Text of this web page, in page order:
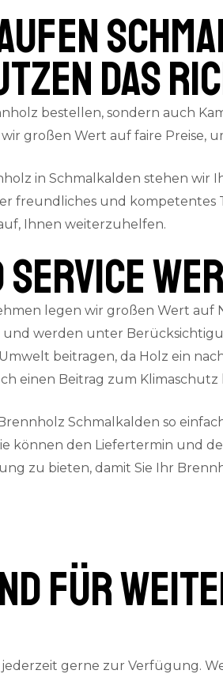
das
bestellen, sondern auch
großen Wert auf faire Preise,
in Schmalkalden stehen
freundliches und kompetentes
Ihnen weiterzuhelfen.
SERVICE
legen wir großen Wert
werden unter
beitragen, da Holz ein
einen Beitrag zum Klimaschutz
Schmalkalden so
können den Liefertermin und
zu bieten, damit Sie Ihr
für
gerne zur Verfügung.